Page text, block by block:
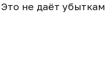
не даёт убыткам